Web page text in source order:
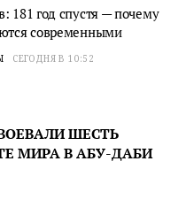
181 год спустя — почему
современными
СЕГОДНЯ В 10:52
ШЕСТЬ
МИРА В АБУ-ДАБИ